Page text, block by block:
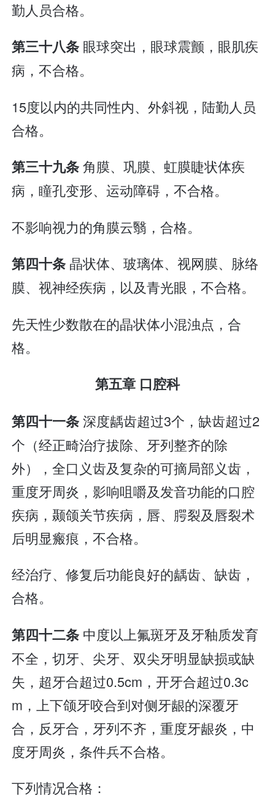
勤人员合格。
第三十八条 眼球突出，眼球震颤，眼肌疾
病，不合格。
15度以内的共同性内、外斜视，陆勤人员
合格。
第三十九条角膜、巩膜、虹膜睫状体疾
病，瞳孔变形、运动障碍，不合格。
不影响视力的角膜云翳，合格。
第四十条 晶状体、玻璃体、视网膜、脉络
膜、视神经疾病，以及青光眼，不合格。
先天性少数散在的晶状体小混浊点，合
格。
第五章 口腔科
第四十一条深度龋齿超过3个，缺齿超过2
个（经正畸治疗拔除、牙列整齐的除
外），全口义齿及复杂的可摘局部义齿，
重度牙周炎，影响咀嚼及发音功能的口腔
疾病，颞颌关节疾病，唇、腭裂及唇裂术
后明显瘢痕，不合格。
经治疗、修复后功能良好的龋齿、缺齿，
合格。
第四十二条 中度以上氟斑牙及牙釉质发育
不全，切牙、尖牙、双尖牙明显缺损或缺
失，超牙合超过0.5cm，开牙合超过0.3c
m，上下颌牙咬合到对侧牙龈的深覆牙
合，反牙合，牙列不齐，重度牙龈炎，中
度牙周炎，条件兵不合格。
下列情况合格：